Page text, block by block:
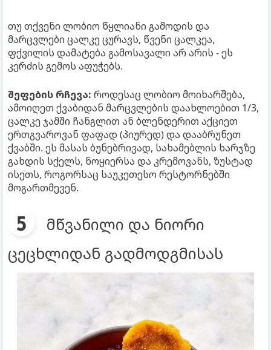
თუ თქვენი ლობიო წყლიანი გამოდის და
მარცვლები ცალკე ცურავს, წვენი ცალკეა,
ფქვილის დამატება გამოსავალი არ არის - ეს
კერძის გემოს აფუჭებს.
შეფების რჩევა: როდესაც ლობიო მოიხარშება,
ამოიღეთ ქვაბიდან მარცვლების დაახლოებით 1/3,
ცალკე ჯამში ჩანგლით ან ბლენდერით აქციეთ
ერთგვაროვან ფაფად (პიურედ) და დააბრუნეთ
ქვაბში. ეს მასას ბუნებრივად, სახამებლის ხარჯზე
გახდის სქელს, ნოყიერსა და კრემოვანს, ზუსტად
ისეთს, როგორსაც საუკეთესო რესტორნებში
მოგართმევენ.
მწვანილი და ნიორი
ცეცხლიდან გადმოდგმისას